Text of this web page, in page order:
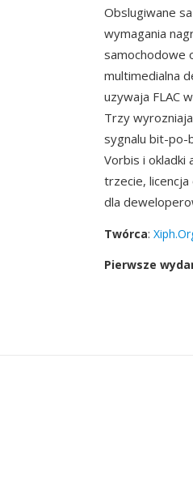
Obslugiwane
wymagania
samochodowe
multimedialna
uzywaja FLAC
Trzy
sygnalu bit-po-
Vorbis i okladki
trzecie,
dla
Twórca:
Pierwsze